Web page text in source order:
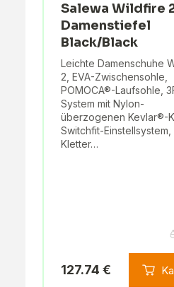
Salewa Wildfire
Damenstiefel
Black/Black
Leichte Damenschuhe
2, EVA-Zwischensohle,
POMOCA®-Laufsohle,
System mit Nylon-
überzogenen Kevlar®-
Switchfit-Einstellsystem,
Kletter…
127.74 €